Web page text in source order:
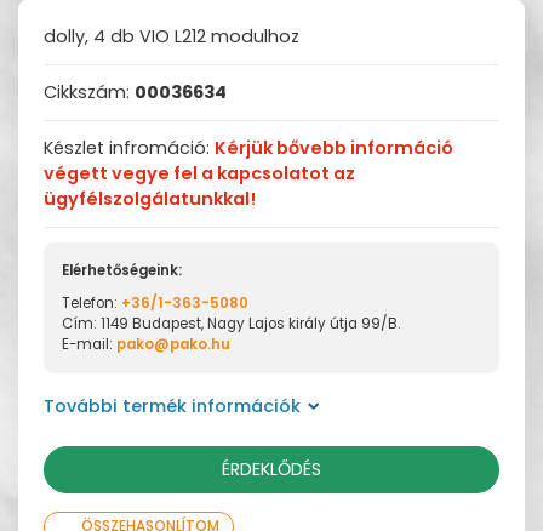
dolly, 4 db VIO L212 modulhoz
Cikkszám: 00036634
Készlet infromáció: Kérjük bővebb információ
végett vegye fel a kapcsolatot az
ügyfélszolgálatunkkal!
Elérhetőségeink:
Telefon: +36/1-363-5080
Cím: 1149 Budapest, Nagy Lajos király útja 99/B.
E-mail: pako@pako.hu
További termék információk
ÉRDEKLŐDÉS
ÖSSZEHASONLÍTOM